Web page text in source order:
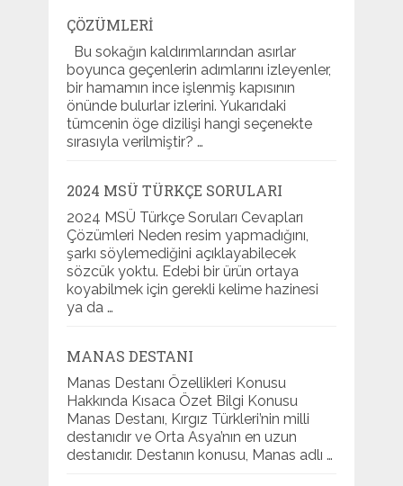
ÇÖZÜMLERI
Bu sokağın kaldırımlarından asırlar
boyunca geçenlerin adımlarını izleyenler,
bir hamamın ince işlenmiş kapısının
önünde bulurlar izlerini. Yukarıdaki
tümcenin öge dizilişi hangi seçenekte
sırasıyla verilmiştir? …
2024 MSÜ TÜRKÇE SORULARI
2024 MSÜ Türkçe Soruları Cevapları
Çözümleri Neden resim yapmadığını,
şarkı söylemediğini açıklayabilecek
sözcük yoktu. Edebi bir ürün ortaya
koyabilmek için gerekli kelime hazinesi
ya da …
MANAS DESTANI
Manas Destanı Özellikleri Konusu
Hakkında Kısaca Özet Bilgi Konusu
Manas Destanı, Kırgız Türkleri’nin milli
destanıdır ve Orta Asya’nın en uzun
destanıdır. Destanın konusu, Manas adlı …